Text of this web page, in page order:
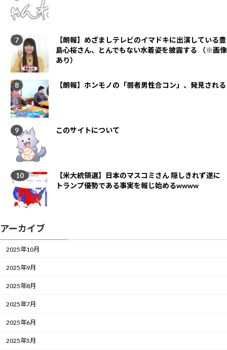
【朗報】めざましテレビのイマドキに出演している豊
島心桜さん、とんでもない水着姿を披露する （※画像
あり）
【朗報】ホンモノの「弱者男性合コン」、発見される
このサイトについて
【米大統領選】日本のマスコミさん 隠しきれず遂に
トランプ優勢である事実を報じ始めるwwww
アーカイブ
2025年10月
2025年9月
2025年8月
2025年7月
2025年6月
2025年5月